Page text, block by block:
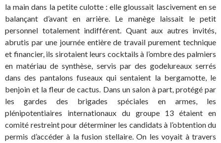
la main dans la petite culotte : elle gloussait lascivement en se
balançant d’avant en arrière. Le manège laissait le petit
personnel totalement indifférent. Quant aux autres invités,
abrutis par une journée entière de travail purement technique
et financier, ils sirotaient leurs cocktails à l’ombre des palmiers
en matériau de synthèse, servis par des godelureaux serrés
dans des pantalons fuseaux qui sentaient la bergamotte, le
benjoin et la fleur de cactus. Dans un salon à part, protégé par
les gardes des brigades spéciales en armes, les
plénipotentiaires internationaux du groupe 13 étaient en
comité restreint pour déterminer les candidats à l’obtention du
permis d’accéder à la fusion stellaire. On les voyait à travers